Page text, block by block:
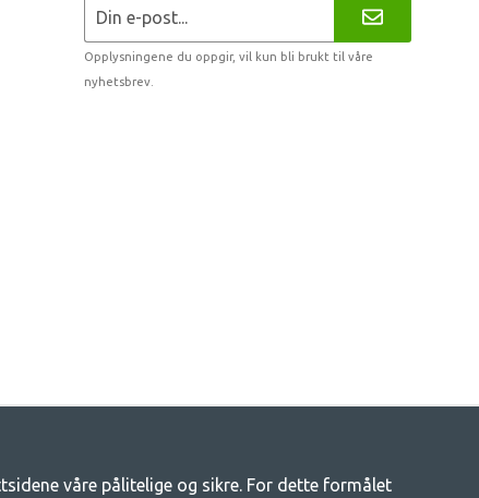
Opplysningene du oppgir, vil kun bli brukt til våre
nyhetsbrev.
våre pålitelige og sikre. For dette formålet